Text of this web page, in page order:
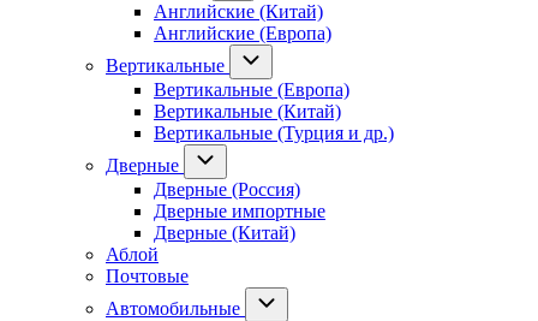
Английские (Китай)
Английские (Европа)
Вертикальные
Вертикальные (Европа)
Вертикальные (Китай)
Вертикальные (Турция и др.)
Дверные
Дверные (Россия)
Дверные импортные
Дверные (Китай)
Аблой
Почтовые
Автомобильные